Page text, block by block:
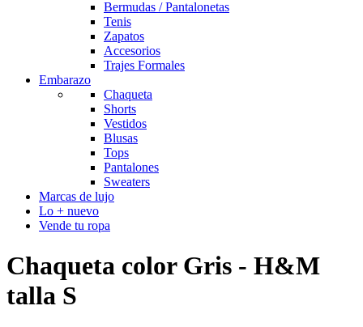
Bermudas / Pantalonetas
Tenis
Zapatos
Accesorios
Trajes Formales
Embarazo
Chaqueta
Shorts
Vestidos
Blusas
Tops
Pantalones
Sweaters
Marcas de lujo
Lo + nuevo
Vende tu ropa
Chaqueta color Gris - H&M
talla S